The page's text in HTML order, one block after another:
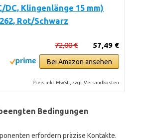
DC, Klingenlänge 15 mm)
Rot/Schwarz
57,49 €
72,00 €
Bei Amazon ansehen
Preis inkl. MwSt., zzgl. Versandkosten
Bedingungen
erfordern präzise Kontakte.